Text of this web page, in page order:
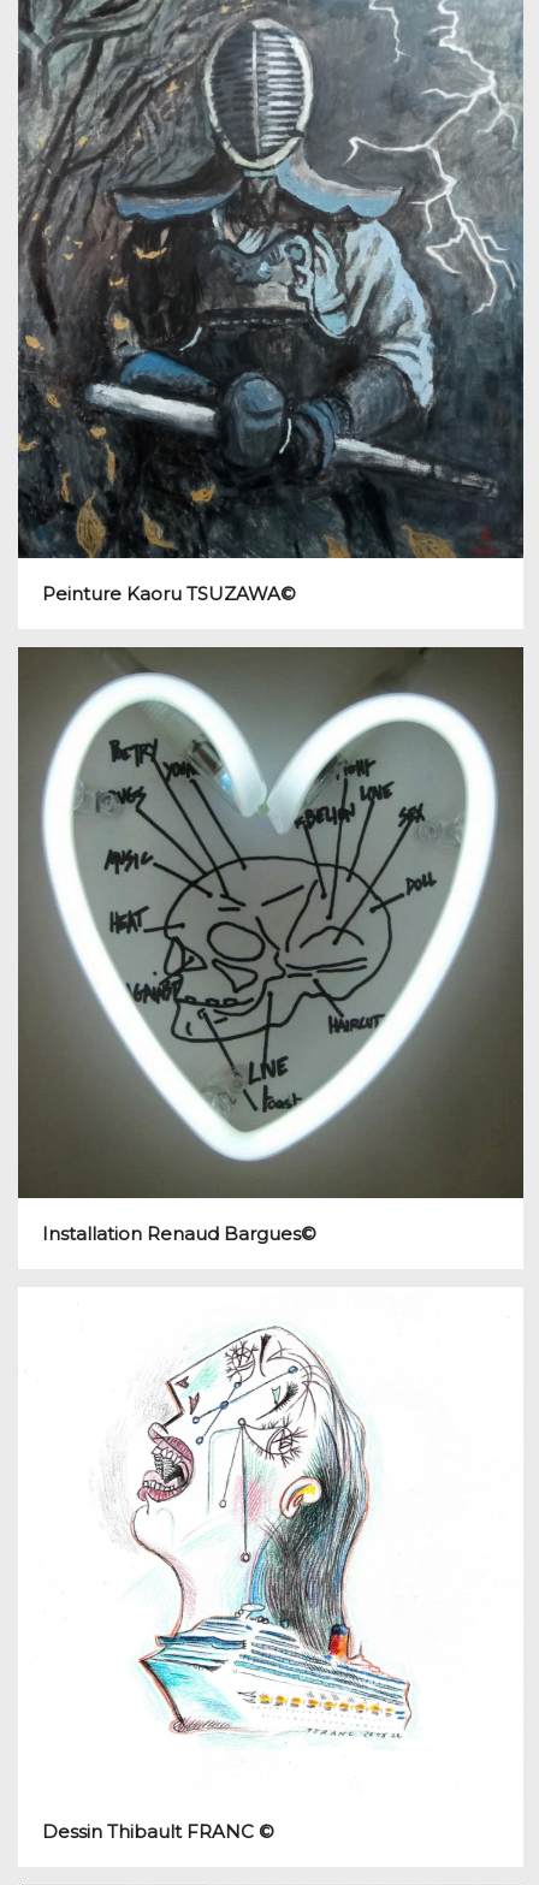
Peinture Kaoru TSUZAWA©
Installation Renaud Bargues©
Dessin Thibault FRANC ©